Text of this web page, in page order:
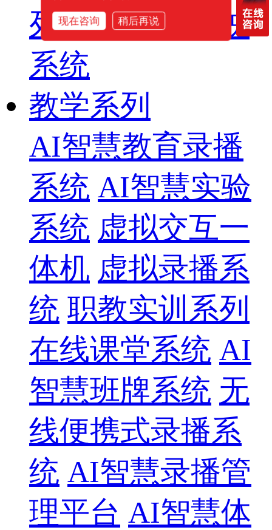
列 智慧影片放映
系统
教学系列
AI智慧教育录播
系统 AI智慧实验
系统 虚拟交互一
体机 虚拟录播系
统 职教实训系列
在线课堂系统 AI
智慧班牌系统 无
线便携式录播系
统 AI智慧录播管
理平台 AI智慧体
现在咨询 稍后再说